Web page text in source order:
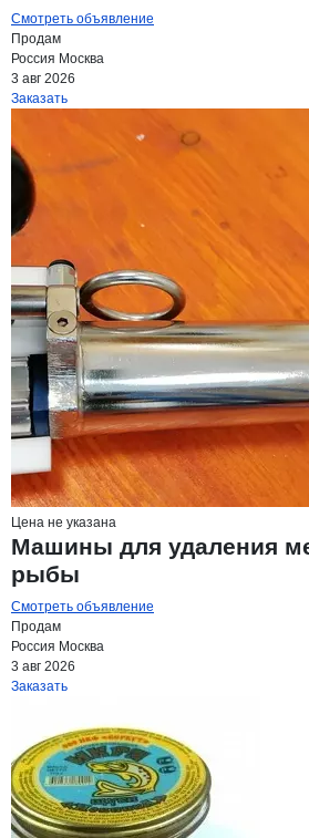
Смотреть объявление
Продам
Россия Москва
3 авг 2026
Заказать
Цена не указана
Машины для удаления
рыбы
Смотреть объявление
Продам
Россия Москва
3 авг 2026
Заказать